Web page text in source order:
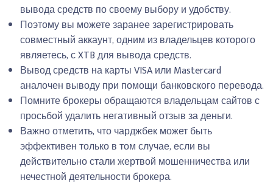
вывода средств по своему выбору и удобству.
Поэтому вы можете заранее зарегистрировать
совместный аккаунт, одним из владельцев которого
являетесь, с XTB для вывода средств.
Вывод средств на карты VISA или Mastercard
аналочен выводу при помощи банковского перевода.
Помните брокеры обращаются владельцам сайтов с
просьбой удалить негативный отзыв за деньги.
Важно отметить, что чарджбек может быть
эффективен только в том случае, если вы
действительно стали жертвой мошенничества или
нечестной деятельности брокера.